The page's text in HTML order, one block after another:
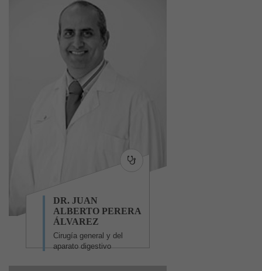
DR. JUAN
ALBERTO PERERA
ÁLVAREZ
Cirugía general y del
aparato digestivo